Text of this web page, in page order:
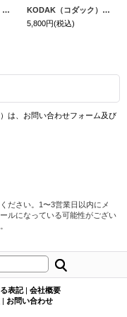
KODAK（コダック）M35 フィルムカメラ｜パープル ＋ FUJIFILM400 36枚撮り｜1本パック プレゼント中！
KODAK（コダック）M35 フィルムカメラ｜セルリアンブルー ＋ FUJIFILM400 36枚撮り｜1本パック プレゼント中！
5,800円(税込)
は、お問い合わせフォーム及び
ださい。1〜3営業日以内にメ
ルになっている可能性がござい
表記 | 会社概要
| お問い合わせ